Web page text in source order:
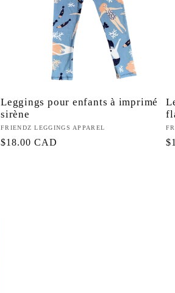
Leggings pour enfants à imprimé
sirène
Fournisseur :
FRIENDZ LEGGINGS APPAREL
Prix
$18.00 CAD